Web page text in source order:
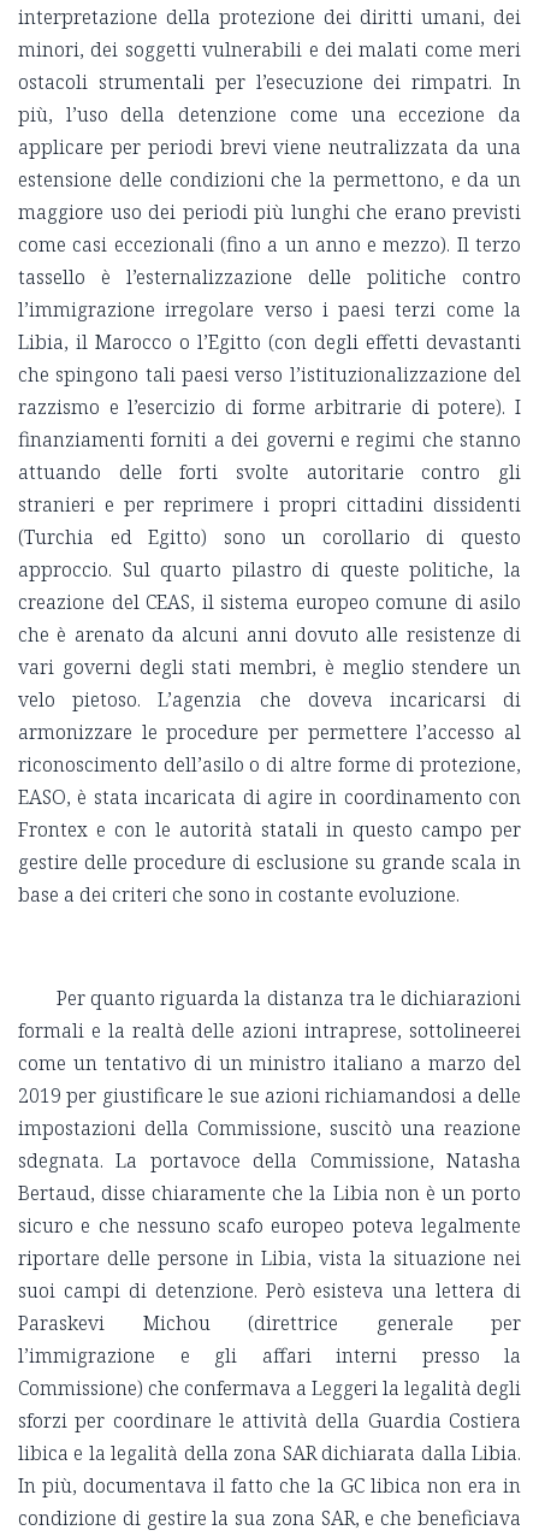
interpretazione della protezione dei diritti umani, dei
minori, dei soggetti vulnerabili e dei malati come meri
ostacoli strumentali per l’esecuzione dei rimpatri. In
più, l’uso della detenzione come una eccezione da
applicare per periodi brevi viene neutralizzata da una
estensione delle condizioni che la permettono, e da un
maggiore uso dei periodi più lunghi che erano previsti
come casi eccezionali (fino a un anno e mezzo). Il terzo
tassello è l’esternalizzazione delle politiche contro
l’immigrazione irregolare verso i paesi terzi come la
Libia, il Marocco o l’Egitto (con degli effetti devastanti
che spingono tali paesi verso l’istituzionalizzazione del
razzismo e l’esercizio di forme arbitrarie di potere). I
finanziamenti forniti a dei governi e regimi che stanno
attuando delle forti svolte autoritarie contro gli
stranieri e per reprimere i propri cittadini dissidenti
(Turchia ed Egitto) sono un corollario di questo
approccio. Sul quarto pilastro di queste politiche, la
creazione del CEAS, il sistema europeo comune di asilo
che è arenato da alcuni anni dovuto alle resistenze di
vari governi degli stati membri, è meglio stendere un
velo pietoso. L’agenzia che doveva incaricarsi di
armonizzare le procedure per permettere l’accesso al
riconoscimento dell’asilo o di altre forme di protezione,
EASO, è stata incaricata di agire in coordinamento con
Frontex e con le autorità statali in questo campo per
gestire delle procedure di esclusione su grande scala in
base a dei criteri che sono in costante evoluzione.
Per quanto riguarda la distanza tra le dichiarazioni
formali e la realtà delle azioni intraprese, sottolineerei
come un tentativo di un ministro italiano a marzo del
2019 per giustificare le sue azioni richiamandosi a delle
impostazioni della Commissione, suscitò una reazione
sdegnata. La portavoce della Commissione, Natasha
Bertaud, disse chiaramente che la Libia non è un porto
sicuro e che nessuno scafo europeo poteva legalmente
riportare delle persone in Libia, vista la situazione nei
suoi campi di detenzione. Però esisteva una lettera di
Paraskevi Michou (direttrice generale per
l’immigrazione e gli affari interni presso la
Commissione) che confermava a Leggeri la legalità degli
sforzi per coordinare le attività della Guardia Costiera
libica e la legalità della zona SAR dichiarata dalla Libia.
In più, documentava il fatto che la GC libica non era in
condizione di gestire la sua zona SAR, e che beneficiava